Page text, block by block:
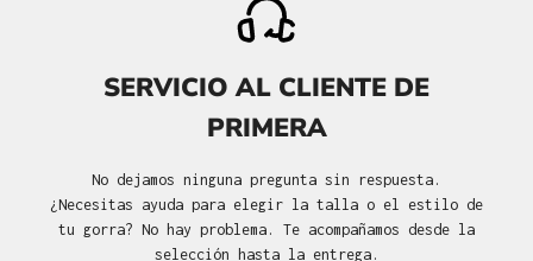
SERVICIO AL CLIENTE DE
PRIMERA
No dejamos ninguna pregunta sin respuesta.
¿Necesitas ayuda para elegir la talla o el estilo de
tu gorra? No hay problema. Te acompañamos desde la
selección hasta la entrega.